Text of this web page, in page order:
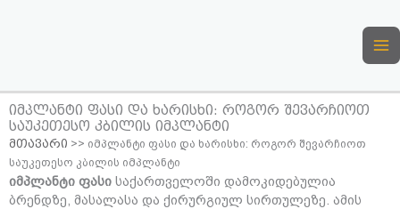
იმპლანტი ფასი და ხარისხი: როგორ შევარჩიოთ
საუკეთესო კბილის იმპლანტი
მთავარი >> იმპლანტი ფასი და ხარისხი: როგორ შევარჩიოთ
საუკეთესო კბილის იმპლანტი
იმპლანტი ფასი საქართველოში დამოკიდებულია
ბრენდზე, მასალასა და ქირურგიულ სირთულეზე. ამის